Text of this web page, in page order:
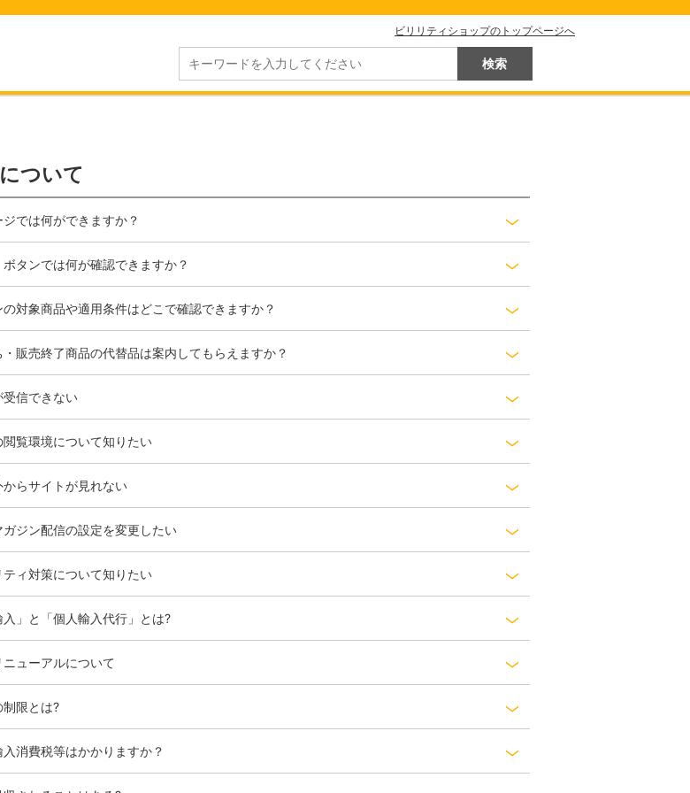
ついて
では何ができますか？
タンでは何が確認できますか？
対象商品や適用条件はどこで確認できますか？
販売終了商品の代替品は案内してもらえますか？
信できない
覧環境について知りたい
らサイトが見れない
ジン配信の設定を変更したい
ィ対策について知りたい
」と「個人輸入代行」とは?
ューアルについて
限とは?
消費税等はかかりますか？
ビリリティショップのトップページへ